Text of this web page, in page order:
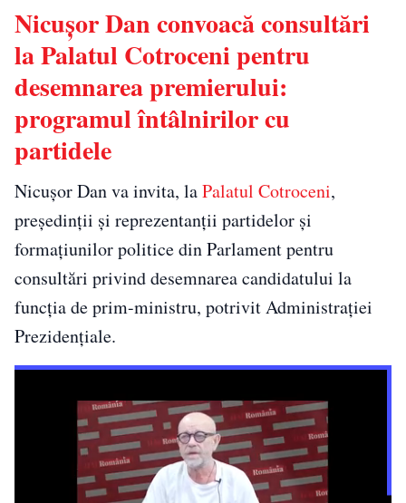
Nicușor Dan convoacă consultări
la Palatul Cotroceni pentru
desemnarea premierului:
programul întâlnirilor cu
partidele
Nicușor Dan va invita, laPalatul Cotroceni,
președinții și reprezentanții partidelor și
formațiunilor politice din Parlament pentru
consultări privind desemnarea candidatului la
funcția de prim-ministru, potrivit Administrației
Prezidențiale.